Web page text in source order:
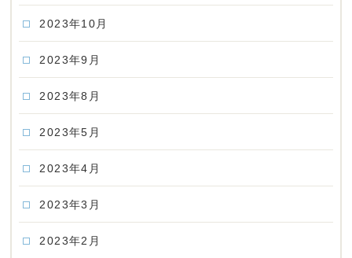
2023年10月
2023年9月
2023年8月
2023年5月
2023年4月
2023年3月
2023年2月